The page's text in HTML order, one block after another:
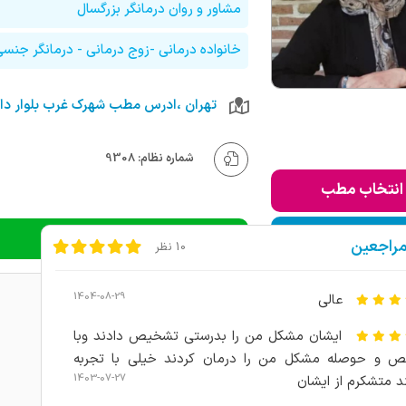
انتخاب مطب
به لیست من
مشاور و روان درمانگر بزرگسال
خانواده درمانی -زوج درمانی - درمانگر
شماره نظام: 9308
دریافت نوبت تلفنی 10 نظر
عالی 1404-08-29
ایشان مشکل من را بدرستی تشخیص دادند وبا
و حوصله مشکل من را درمان کردند خیلی با تجربه
متشکرم از ایشان
1403-07-27